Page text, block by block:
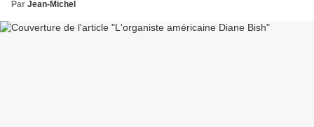
Par Jean-Michel